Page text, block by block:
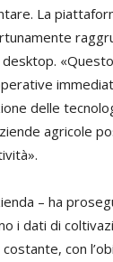
La
delle
agricole
– ha
i dati di
con